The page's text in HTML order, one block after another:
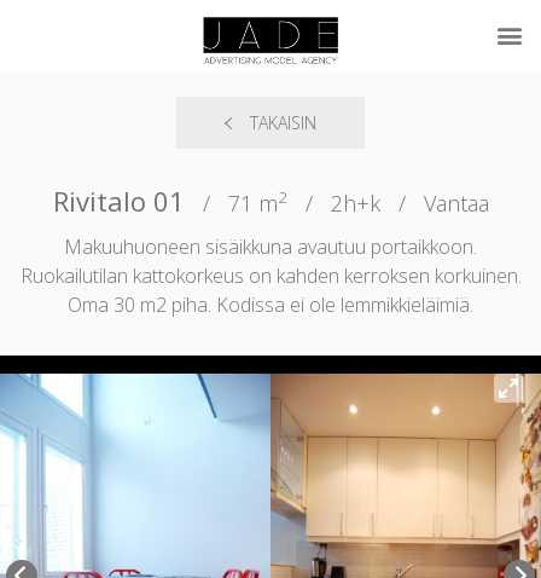
TAKAISIN
Rivitalo 01 / 71 m2 / 2h+k / Vantaa
Makuuhuoneen sisäikkuna avautuu portaikkoon.
Ruokailutilan kattokorkeus on kahden kerroksen korkuinen.
Oma 30 m2 piha. Kodissa ei ole lemmikkieläimiä.